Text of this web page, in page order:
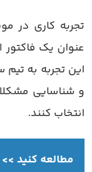
تجربه کاری در
عنوان یک
این تجربه به
و شناسایی
انتخاب کنند.
مطالعه کنید >>